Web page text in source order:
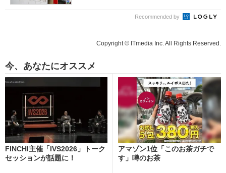
Recommended by
Copyright © ITmedia Inc. All Rights Reserved.
今、あなたにオススメ
FINCHI主催「IVS2026」トーク
セッションが話題に！
アマゾン1位「このお茶ガチで
す」噂のお茶